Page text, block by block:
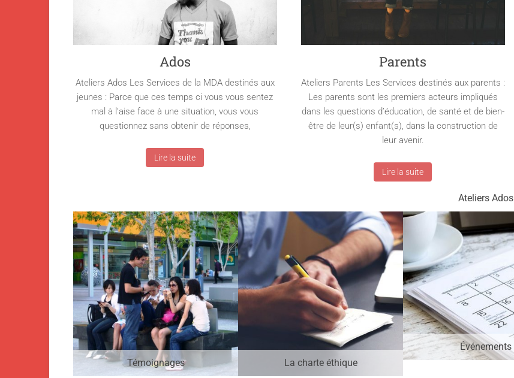
Ados
Ateliers Ados Les Services de la MDA destinés aux
jeunes : Parce que ces temps ci vous vous sentez
mal à l’aise face à une situation, vous vous
questionnez sans obtenir de réponses,
Lire la suite
Parents
Ateliers Parents Les Services destinés aux parents :
Les parents sont les premiers acteurs impliqués
dans les questions d’éducation, de santé et de bien-
être de leur(s) enfant(s), dans la construction de
leur avenir.
Lire la suite
Témoignages La charte éthique
Ateliers Ados
Événements